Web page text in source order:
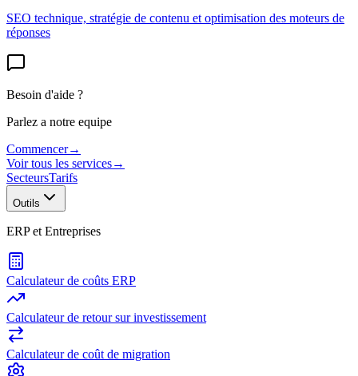
SEO technique, stratégie de contenu et optimisation des moteurs de
réponses
Besoin d'aide ?
Parlez a notre equipe
Commencer→
Voir tous les services→
SecteursTarifs
Outils
ERP et Entreprises
Calculateur de coûts ERP
Calculateur de retour sur investissement
Calculateur de coût de migration